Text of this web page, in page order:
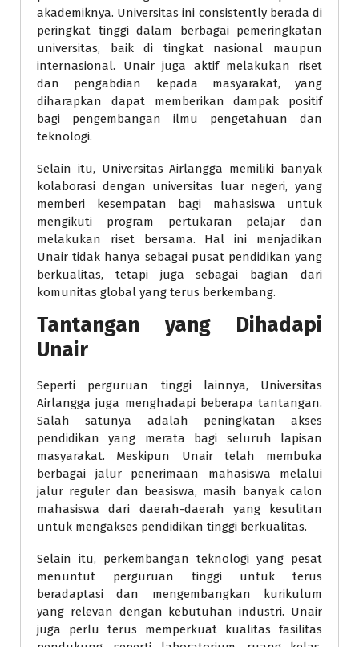
akademiknya. Universitas ini consistently berada di
peringkat tinggi dalam berbagai pemeringkatan
universitas, baik di tingkat nasional maupun
internasional. Unair juga aktif melakukan riset
dan pengabdian kepada masyarakat, yang
diharapkan dapat memberikan dampak positif
bagi pengembangan ilmu pengetahuan dan
teknologi.
Selain itu, Universitas Airlangga memiliki banyak
kolaborasi dengan universitas luar negeri, yang
memberi kesempatan bagi mahasiswa untuk
mengikuti program pertukaran pelajar dan
melakukan riset bersama. Hal ini menjadikan
Unair tidak hanya sebagai pusat pendidikan yang
berkualitas, tetapi juga sebagai bagian dari
komunitas global yang terus berkembang.
Tantangan yang Dihadapi
Unair
Seperti perguruan tinggi lainnya, Universitas
Airlangga juga menghadapi beberapa tantangan.
Salah satunya adalah peningkatan akses
pendidikan yang merata bagi seluruh lapisan
masyarakat. Meskipun Unair telah membuka
berbagai jalur penerimaan mahasiswa melalui
jalur reguler dan beasiswa, masih banyak calon
mahasiswa dari daerah-daerah yang kesulitan
untuk mengakses pendidikan tinggi berkualitas.
Selain itu, perkembangan teknologi yang pesat
menuntut perguruan tinggi untuk terus
beradaptasi dan mengembangkan kurikulum
yang relevan dengan kebutuhan industri. Unair
juga perlu terus memperkuat kualitas fasilitas